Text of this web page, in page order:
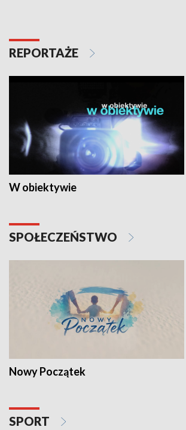
REPORTAŻE
W obiektywie
SPOŁECZEŃSTWO
Nowy Początek
SPORT